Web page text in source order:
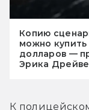
Копию
можно купить
долларов —
Эрика
К